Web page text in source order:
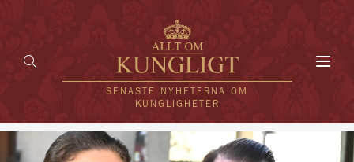
SENASTE NYHETERNA OM
KUNGLIGHETER
HEM